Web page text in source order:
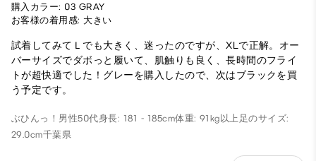
購入カラー: 03 GRAY
お客様の着用感: 大きい
試着してみてＬでも大きく、迷ったのですが、XLで正解。オー
バーサイズでダボっと履いて、肌触りも良く、長時間のフライ
トが超快適でした！グレーを購入したので、次はブラックを買
う予定です。
ぶひんっ！ 男性50代身長: 181 - 185cm体重: 91kg以上 足のサイズ:
29.0cm千葉県